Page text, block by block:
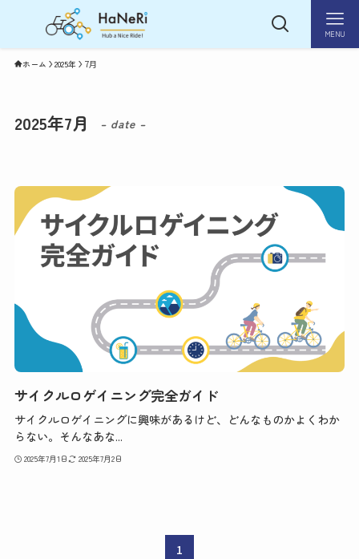
MENU
ホーム 2025年 7月
2025年7月 – date –
サイクルロゲイニング完全ガイド
サイクルロゲイニングに興味があるけど、どんなものかよくわか
らない。そんなあな...
2025年7月1日 2025年7月2日
1